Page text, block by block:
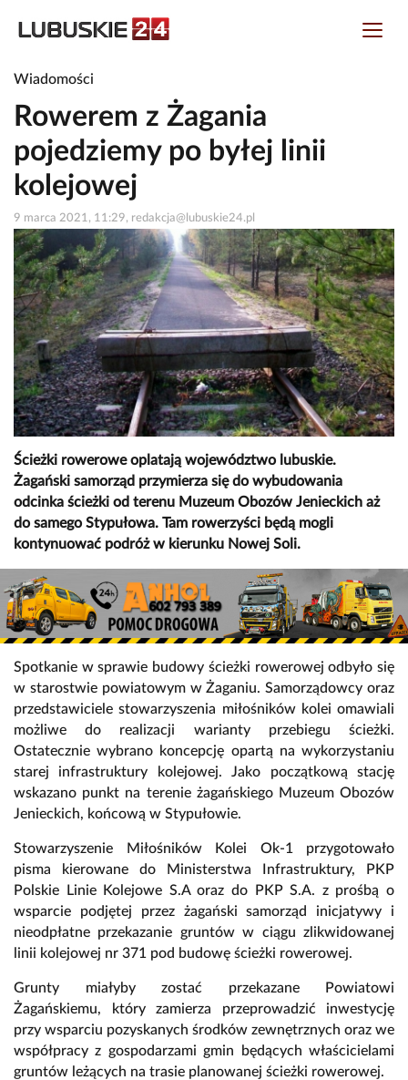
Wiadomości
Rowerem z Żagania
pojedziemy po byłej linii
kolejowej
9 marca 2021, 11:29, redakcja@lubuskie24.pl
Ścieżki rowerowe oplatają województwo lubuskie.
Żagański samorząd przymierza się do wybudowania
odcinka ścieżki od terenu Muzeum Obozów Jenieckich aż
do samego Stypułowa. Tam rowerzyści będą mogli
kontynuować podróż w kierunku Nowej Soli.
Spotkanie w sprawie budowy ścieżki rowerowej odbyło się
w starostwie powiatowym w Żaganiu. Samorządowcy oraz
przedstawiciele stowarzyszenia miłośników kolei omawiali
możliwe do realizacji warianty przebiegu ścieżki.
Ostatecznie wybrano koncepcję opartą na wykorzystaniu
starej infrastruktury kolejowej. Jako początkową stację
wskazano punkt na terenie żagańskiego Muzeum Obozów
Jenieckich, końcową w Stypułowie.
Stowarzyszenie Miłośników Kolei Ok-1 przygotowało
pisma kierowane do Ministerstwa Infrastruktury, PKP
Polskie Linie Kolejowe S.A oraz do PKP S.A. z prośbą o
wsparcie podjętej przez żagański samorząd inicjatywy i
nieodpłatne przekazanie gruntów w ciągu zlikwidowanej
linii kolejowej nr 371 pod budowę ścieżki rowerowej.
Grunty miałyby zostać przekazane Powiatowi
Żagańskiemu, który zamierza przeprowadzić inwestycję
przy wsparciu pozyskanych środków zewnętrznych oraz we
współpracy z gospodarzami gmin będących właścicielami
gruntów leżących na trasie planowanej ścieżki rowerowej.